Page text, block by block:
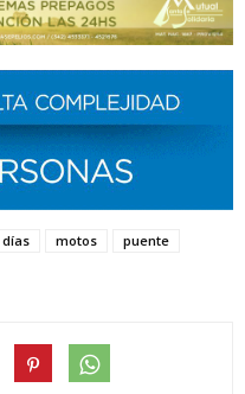
motos
puente